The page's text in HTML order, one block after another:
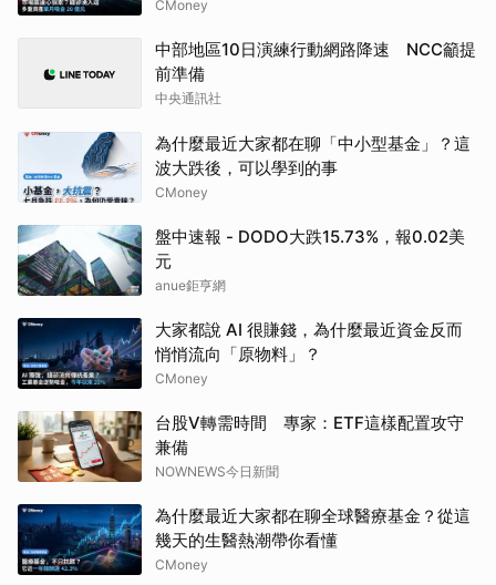
CMoney
中部地區10日演練行動網路降速 NCC籲提
前準備
中央通訊社
為什麼最近大家都在聊「中小型基金」？這
波大跌後，可以學到的事
CMoney
盤中速報 - DODO大跌15.73%，報0.02美
元
anue鉅亨網
大家都說 AI 很賺錢，為什麼最近資金反而
悄悄流向「原物料」？
CMoney
台股V轉需時間 專家：ETF這樣配置攻守
兼備
NOWNEWS今日新聞
為什麼最近大家都在聊全球醫療基金？從這
幾天的生醫熱潮帶你看懂
CMoney